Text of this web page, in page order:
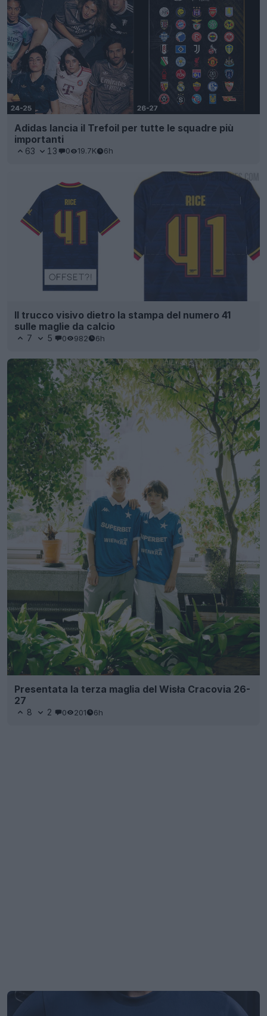
Adidas lancia il Trefoil per tutte le squadre più
importanti
63 13 0 19.7K 6h
Il trucco visivo dietro la stampa del numero 41
sulle maglie da calcio
7 5 0 982 6h
Presentata la terza maglia del Wisła Cracovia 26-
27
8 2 0 201 6h